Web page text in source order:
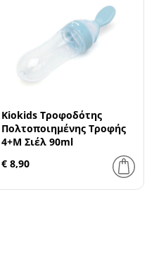
Kiokids Τροφοδότης
Πολτοποιημένης Τροφής
4+Μ Σιέλ 90ml
€ 8,90